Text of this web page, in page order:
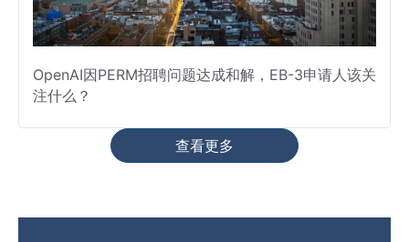
OpenAI因PERM招聘问题达成和解，EB-3申请人该关
注什么？
查看更多